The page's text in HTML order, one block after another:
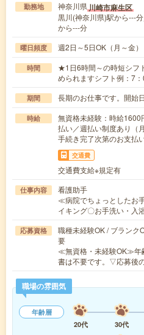
勤務地 神奈川県川崎市麻生区
黒川(神奈川県)駅から---
から---分
曜日頻度 週2日～5日OK（月～金
時間
★1日6時間～の時短シフ
められますシフト例：7
期間 長期のお仕事です。開
時給
無資格未経験：時給
払い／週払い制度あり（
手続き完了次第のお支払
交通費
交通費支給※規定有
仕事内容
看護助手
≪病院でちょっとしたお
イキング〇お手洗い・入
応募資格
職種未経験OK / ブランク
要
≪無資格・未経験OK≫
書は不要です。▽応募後
職場の雰囲気
年齢層
20代
30代